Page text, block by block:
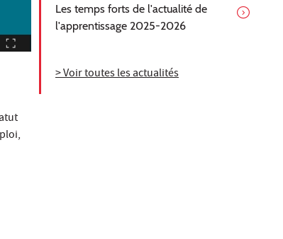
Les temps forts de l'actualité de
l'apprentissage 2025-2026
> Voir toutes les actualités